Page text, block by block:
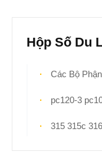
Hộp Số Du
Các Bộ Phận
pc120-3 pc100-3 Giảm Tốc Độ Di
315 315c 316e Giảm Tốc Di Chuyển